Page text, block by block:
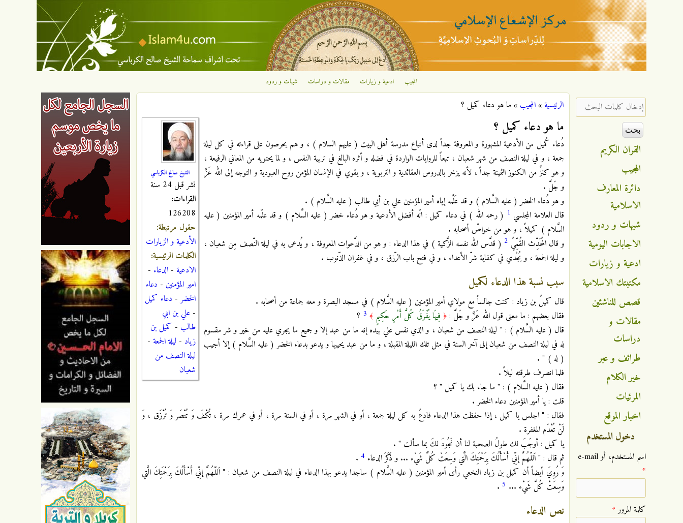
تجاوز إلى المحتوى الرئيسي
الإشعاع
الإسلامي
المجيب ادعية و زيارات مقالات و دراسات شبهات و ردود
أنت هنا
الرئيسية»المجيب »ما هو دعاء كميل ؟
الشيخ صالح الكرباسي
نشر قبل 24 سنة
القراءات:
126208
حقول مرتبطة:
الأدعية و الزيارات
الكلمات الرئيسية:
الادعية - الدعاء -
امير المؤمنين - دعاء
الخضر - دعاء كميل
- علي بن ابي
طالب - كميل بن
زياد - ليلة الجمعة -
ليلة النصف من
شعبان
ما هو دعاء كميل ؟
دُعاء كُميل من الأدعية المشهورة و المعروفة جداً لدى أتباع مدرسة أهل البيت ( عليهم السلام ) ، و هم يحرصون على قراءته في كل ليلة
جمعة ، و في ليلة النصف من شهر شعبان ، تبعاً للروايات الواردة في فضله و أثره البالغ في تربية النفس ، و لما يحتويه من المعاني الرفيعة ،
و هو كنزٌ من الكنوز الثمينة جداً ، لأنه يزخر بالدروس العقائدية و التربوية ، و يقوي في الإنسان المؤمن روح العبودية و التوجه إلى الله عَزَّ
و جَلَّ .
و هو دُعاء الخضر ( عليه السَّلام ) و قد عَلَّمه إياه أمير المؤمنين علي بن أبي طالب ( عليه السَّلام ) .
قال العلامة المجلسي 1 ( رحمه الله ) في دعاء كميل : انّه أفضل الأدعية و هو دُعاء خضر ( عليه السَّلام ) و قد علّمه أمير المؤمنين ( عليه
السَّلام ) كميلاً ، و هو من خواصّ أصحابه .
و قال المُحَدِّث القُمِّيُ 2 ( قدَّس الله نفسه الزَّكية ) في هذا الدعاء : و هو من الدَّعوات المعروفة ، و يُدعى به في ليلة النّصف مِن شعبان ،
و ليلة الجمعة ، و يُجْدي في كفاية شرّ الأعداء ، و في فتح باب الرّزق ، و في غفران الذّنوب .
سبب نسبة هذا الدعاء لكميل
قال كميلُ بن زياد : كنت جالساً مع مولاي أمير المؤمنين ( عليه السَّلام ) في مسجد البصرة و معه جماعة من أصحابه .
فقال بعضهم : ما معنى قول الله عَزَّ و جَلَّ : ﴿ فِيهَا يُفْرَقُ كُلُّ أَمْرٍ حَكِيمٍ ﴾ 3 ؟
قال ( عليه السَّلام ) : " ليلة النصف من شعبان ، و الذي نفس علي بيده إنه ما من عبد إلا و جميع ما يجري عليه من خير و شر مقسوم
له في ليلة النصف من شعبان إلى آخر السنة في مثل تلك الليلة المقبلة ، و ما من عبد يحييها و يدعو بدعاء الخضر ( عليه السَّلام ) إلا أجيب
( له ) " .
فلما انصرف طرقته ليلاً .
فقال ( عليه السَّلام ) : " ما جاء بك يا كميل " ؟
قلت : يا أمير المؤمنين دعاء الخضر .
فقال : " اجلس يا كميل ، إذا حفظت هذا الدعاء فادعُ به كل ليلة جمعة ، أو في الشهر مرة ، أو في السنة مرة ، أو في عمرك مرة ، تُكْفَ وَ تُنْصَر وَ تُرْزَق ، وَ
لَنْ تُعْدَم المغفرة .
يا كميل : أوجَبَ لك طولُ الصحبة لنا أن نَجُودَ لكَ بما سألت " .
ثم قال : " اَللّـهُمَّ إنِّي أَسْأَلُكَ بِرَحْمَتِكَ الَّتي وَسِعَتْ كُلَّ شَيْء ... و ذَكَرَ الدعاء 4
.
وَ رُوِيَ أيضاً أن كميل بن زياد النخعي رأى أمير المؤمنين ( عليه السَّلام ) ساجدا يدعو بهذا الدعاء في ليلة النصف من شعبان : " اَللّـهُمَّ إنِّي أَسْأَلُكَ بِرَحْمَتِكَ الَّتي
وَسِعَتْ كُلَّ شَيْء ... 5
.
نص الدعاء
‏إدخال كلمات البحث ‏
القران الكريم
المجيب
دائرة المعارف
الاسلامية
شبهات و ردود
الاجابات اليومية
ادعية و زيارات
مكتبتك الاسلامية
قصص للناشئين
مقالات و
دراسات
طرائف و عبر
خير الكلام
المرئيات
اخبار الموقع
دخول المستخدم
‏اسم المستخدم، أو e-mail
*
‏كلمة المرور ‏*